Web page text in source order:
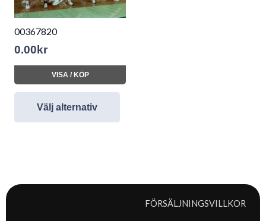
00367820
0.00 kr
VISA / KÖP
Välj alternativ
FÖRSÄLJNINGSVILLKOR